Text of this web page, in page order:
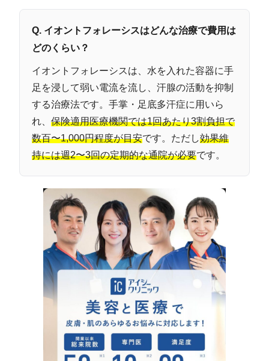
Q. イオントフォレーシスはどんな治療で費用は
どのくらい？
イオントフォレーシスは、水を入れた容器に手
足を浸して弱い電流を流し、汗腺の活動を抑制
する治療法です。手掌・足底多汗症に用いら
れ、 保険適用医療機関では1回あたり3割負担で
数百〜1,000円程度が目安です。ただし効果維
持には週2〜3回の定期的な通院が必要です。